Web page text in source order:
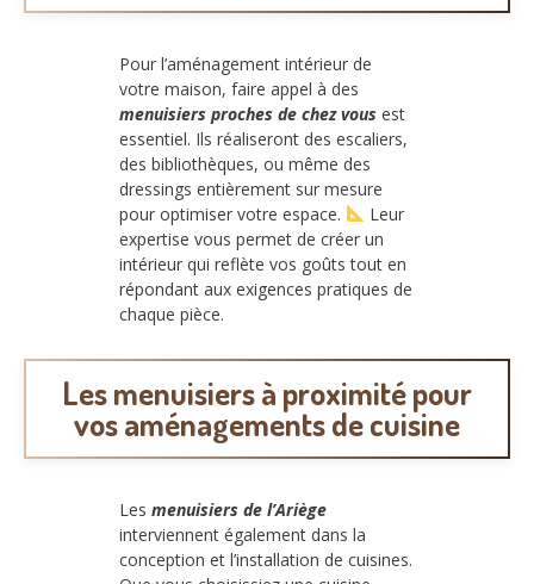
Pour l’aménagement intérieur de
votre maison, faire appel à des
menuisiers proches de chez vous est
essentiel. Ils réaliseront des escaliers,
des bibliothèques, ou même des
dressings entièrement sur mesure
pour optimiser votre espace.
Leur
expertise vous permet de créer un
intérieur qui reflète vos goûts tout en
répondant aux exigences pratiques de
chaque pièce.
Les menuisiers à proximité pour
vos aménagements de cuisine
Les menuisiers de l’Ariège
interviennent également dans la
conception et l’installation de cuisines.